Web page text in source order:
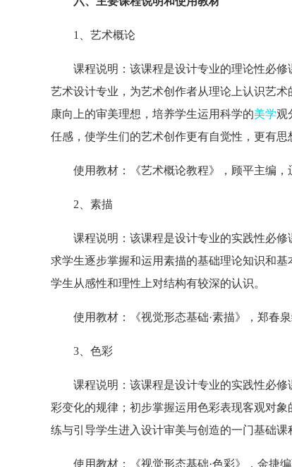
1、艺术概论
课程说明：该课程是设计专业的理论性必修
艺术设计专业，为艺术创作者从理论上认识艺
康向上的审美理想，培养学生运用科学的美学观
任感，使学生们的艺术创作更有自觉性，更有思
使用教材：《艺术概论教程》，顾平主编，
2、素描
课程说明：该课程是设计专业的实践性必修
求学生逐步掌握和运用素描的基础理论知识和
学生从感性和理性上对结构有较深的认识。
使用教材：《视觉形态基础·素描》，郑春泉
3、色彩
课程说明：该课程是设计专业的实践性必修
彩变化的规律；初步掌握运用色彩表现客观对
练与引导学生进入设计审美与创造的一门基础课
使用教材：《视觉形态基础·色彩》，金捷编